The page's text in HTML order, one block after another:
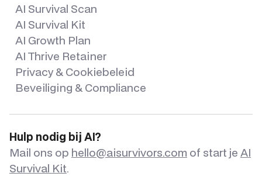
AI Survival Scan
AI Survival Kit
AI Growth Plan
AI Thrive Retainer
Privacy & Cookiebeleid
Beveiliging & Compliance
Hulp nodig bij AI?
Mail ons op hello@aisurvivors.com of start je AI
Survival Kit.